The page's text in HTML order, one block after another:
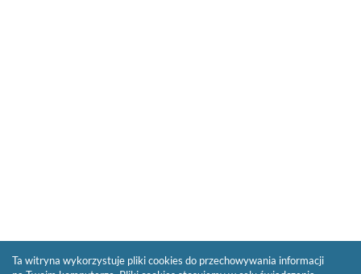
Ta witryna wykorzystuje pliki cookies do przechowywania informacji